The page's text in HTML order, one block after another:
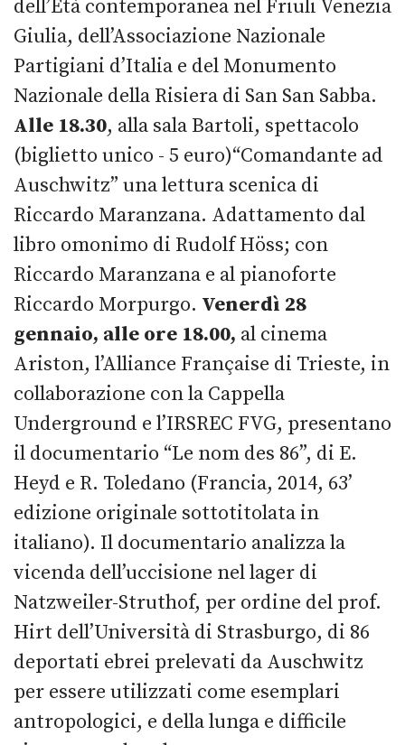
dell’Età contemporanea nel Friuli Venezia
Giulia, dell’Associazione Nazionale
Partigiani d’Italia e del Monumento
Nazionale della Risiera di San San Sabba.
Alle 18.30, alla sala Bartoli, spettacolo
(biglietto unico - 5 euro)“Comandante ad
Auschwitz” una lettura scenica di
Riccardo Maranzana. Adattamento dal
libro omonimo di Rudolf Höss; con
Riccardo Maranzana e al pianoforte
Riccardo Morpurgo. Venerdì 28
gennaio, alle ore 18.00, al cinema
Ariston, l’Alliance Française di Trieste, in
collaborazione con la Cappella
Underground e l’IRSREC FVG, presentano
il documentario “Le nom des 86”, di E.
Heyd e R. Toledano (Francia, 2014, 63’
edizione originale sottotitolata in
italiano). Il documentario analizza la
vicenda dell’uccisione nel lager di
Natzweiler-Struthof, per ordine del prof.
Hirt dell’Università di Strasburgo, di 86
deportati ebrei prelevati da Auschwitz
per essere utilizzati come esemplari
antropologici, e della lunga e difficile